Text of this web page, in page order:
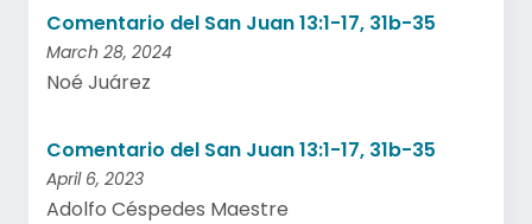
Comentario del San Juan 13:1-17, 31b-35
March 28, 2024
Noé Juárez
Comentario del San Juan 13:1-17, 31b-35
April 6, 2023
Adolfo Céspedes Maestre